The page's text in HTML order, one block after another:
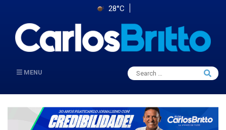
28°C
MENU
Search
for:
Search